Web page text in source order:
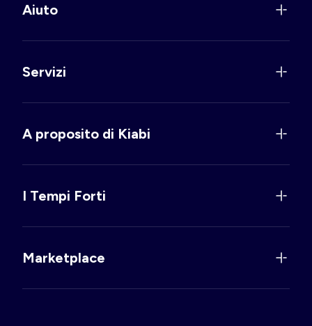
Aiuto
Servizi
A proposito di Kiabi
I Tempi Forti
Marketplace